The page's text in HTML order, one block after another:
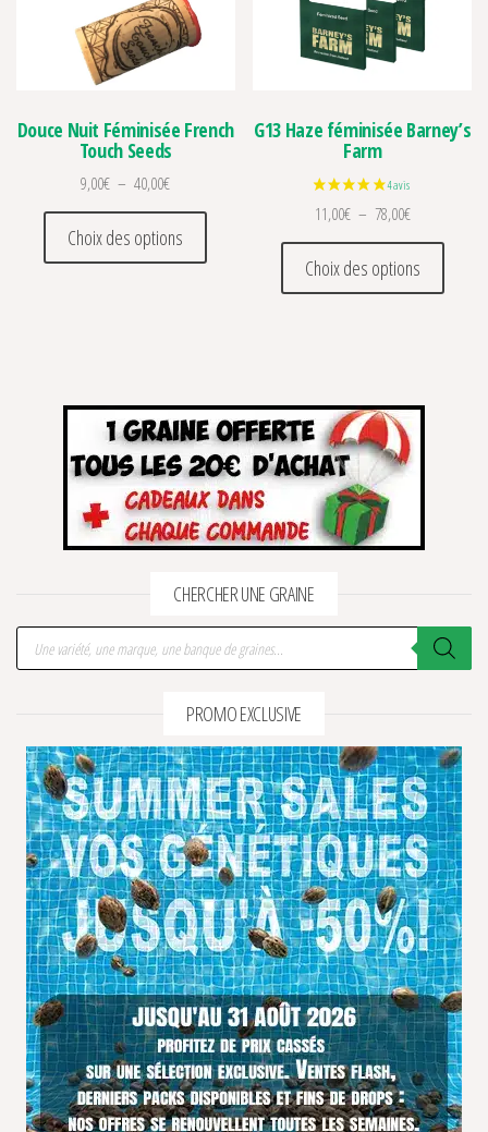
Douce Nuit Féminisée French
Touch Seeds
9,00€ – 40,00€Plage de prix : 9,00€ à 40,00€
Choix des options
Ce produit a plusieurs variations. Les
G13 Haze féminisée Barney’s
Farm
11,00€ – 78,00€Plage de prix
Choix des options
Ce
CHERCHER UNE GRAINE
Recherche de produits
PROMO EXCLUSIVE